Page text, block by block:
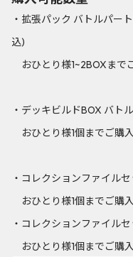
・拡張パック バトルパー
込)
おひとり様1~2BOXまで
・デッキビルドBOX バ
おひとり様1個までご購入
・コレクションファイル
おひとり様1個までご購入
・コレクションファイル
おひとり様1個までご購入